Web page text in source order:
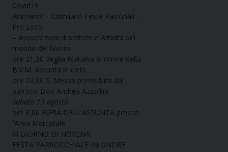
Covid19
Animano: – Comitato Feste Patronali –
Pro Loco
– Associazioni di settore e Attività del
mondo del lavoro
ore 21,30 Veglia Mariana in onore della
B.V.M. Assunta in cielo
ore 23,00 S. Messa presieduta dal
parroco Don Andrea Azzollini
Sabato 15 agosto
ore 8,00 FIERA DELL’ASSUNTA presso
l’Area Mercatale
VI GIORNO DI NOVENA:
FESTA PARROCCHIALE IN ONORE